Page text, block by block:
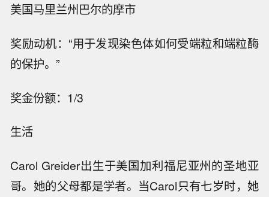
美国马里兰州巴尔的摩市
奖励动机：“用于发现染色体如何受端粒和端粒酶
的保护。”
奖金份额：1/3
生活
Carol Greider出生于美国加利福尼亚州的圣地亚
哥。她的父母都是学者。当Carol只有七岁时，她